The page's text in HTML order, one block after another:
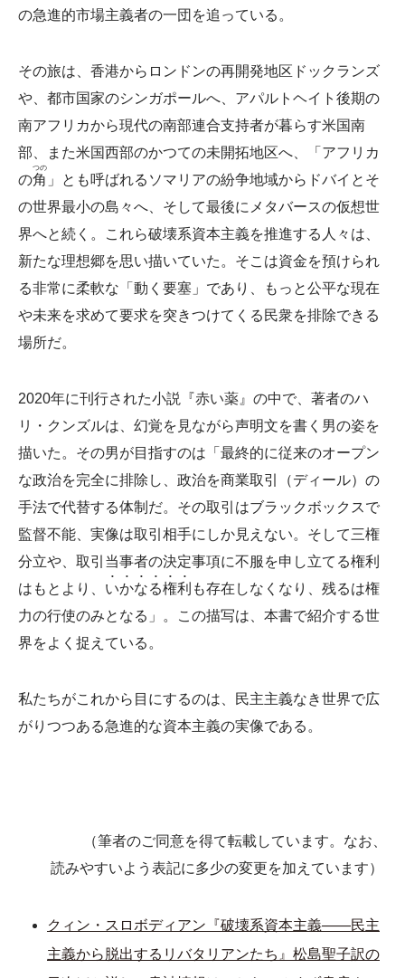
の急進的市場主義者の一団を追っている。
その旅は、香港からロンドンの再開発地区ドックランズ
や、都市国家のシンガポールへ、アパルトヘイト後期の
南アフリカから現代の南部連合支持者が暮らす米国南
部、また米国西部のかつての未開拓地区へ、「アフリカ
の角
つの
」とも呼ばれるソマリアの紛争地域からドバイとそ
の世界最小の島々へ、そして最後にメタバースの仮想世
界へと続く。これら破壊系資本主義を推進する人々は、
新たな理想郷を思い描いていた。そこは資金を預けられ
る非常に柔軟な「動く要塞」であり、もっと公平な現在
や未来を求めて要求を突きつけてくる民衆を排除できる
場所だ。
2020年に刊行された小説『赤い薬』の中で、著者のハ
リ・クンズルは、幻覚を見ながら声明文を書く男の姿を
描いた。その男が目指すのは「最終的に従来のオープン
な政治を完全に排除し、政治を商業取引（ディール）の
手法で代替する体制だ。その取引はブラックボックスで
監督不能、実像は取引相手にしか見えない。そして三権
分立や、取引当事者の決定事項に不服を申し立てる権利
はもとより、 い
•
か
•
な
•
る
•
権
•
利
•
も存在しなくなり、残るは権
力の行使のみとなる」。この描写は、本書で紹介する世
界をよく捉えている。
私たちがこれから目にするのは、民主主義なき世界で広
がりつつある急進的な資本主義の実像である。
（筆者のご同意を得て転載しています。なお、
読みやすいよう表記に多少の変更を加えています）
クィン・スロボディアン『破壊系資本主義――民主
主義から脱出するリバタリアンたち』松島聖子訳の